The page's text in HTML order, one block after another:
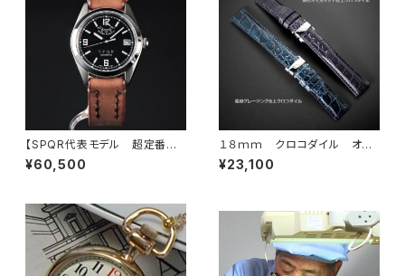
【SPQR代表モデル 超定番ロ
ングセラーで時と共に愛着が増
す 手巻付自動巻パワーリザー
文字盤 ／スケルトン裏蓋）×
SOMESサドルレザーバンド・8
色
¥60,500
１８ｍｍ クロコダイル オイ
ルマット仕上・グレージング仕上
× SSミラー仕上Ｉタイプバック
¥23,100